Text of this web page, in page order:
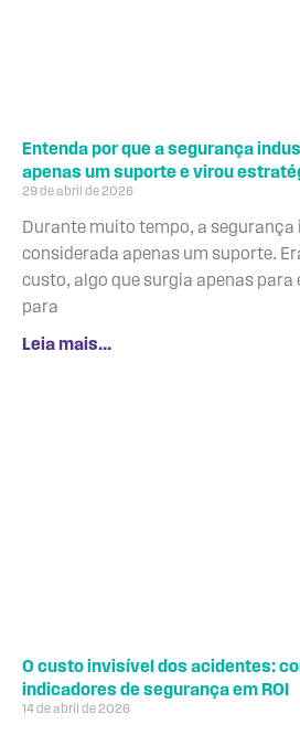
Entenda por que a segurança
apenas um suporte e virou
29 de abril de 2026
Durante muito tempo, a
considerada apenas um suporte.
custo, algo que surgia apenas para
para
Leia mais...
O custo invisível dos acidentes:
indicadores de segurança em ROI
14 de abril de 2026